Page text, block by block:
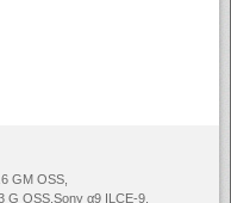
GM OSS
G OSS Sony α9 ILCE-9